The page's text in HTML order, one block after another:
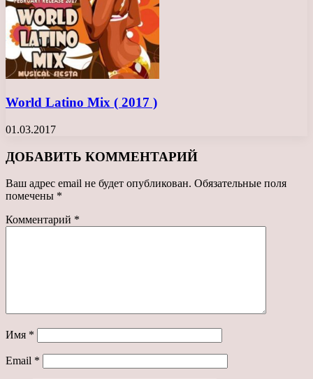
World Latino Mix ( 2017 )
01.03.2017
ДОБАВИТЬ КОММЕНТАРИЙ
Ваш адрес email не будет опубликован. Обязательные поля
помечены *
Комментарий *
Имя *
Email *